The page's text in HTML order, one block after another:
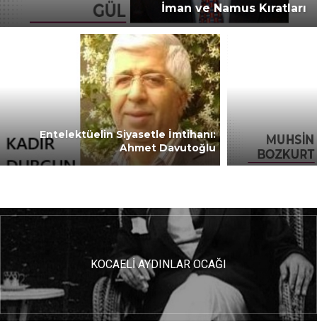
İman ve Namus Kıratları
Entelektüelin Siyasetle İmtihanı:
Ahmet Davutoğlu
KOCAELİ AYDINLAR OCAĞI